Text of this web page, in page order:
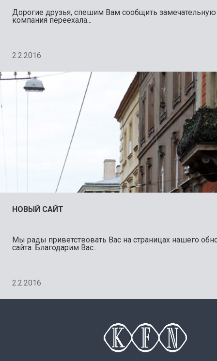
Дорогие друзья, спешим Вам сообщить
компания переехала...
2.2.2016
НОВЫЙ САЙТ
Мы рады приветствовать Вас на страницах нашего
сайта. Благодарим Вас...
2.2.2016